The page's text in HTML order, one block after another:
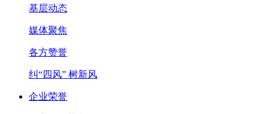
基层动态
媒体聚焦
各方赞誉
纠“四风” 树新风
企业荣誉